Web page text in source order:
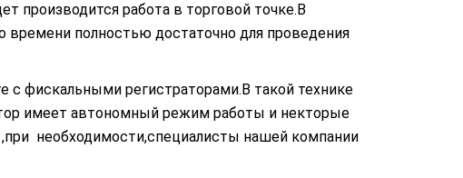
производится работа в торговой точке.В
времени полностью достаточно для проведения
с фискальными регистраторами.В такой технике
имеет автономный режим работы и некторые
необходимости,специалисты нашей компании